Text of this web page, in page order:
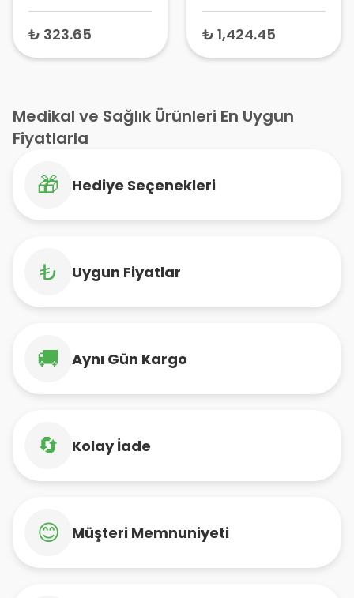
Diş Lekesi Giderici,
Leke Karşıtı Macun
₺ 323.65
30 ml – Aydınlatıcı
ve Leke Karşıtı
₺ 1,424.45
Medikal ve Sağlık Ürünleri En Uygun
Fiyatlarla
🎁 Hediye Seçenekleri
₺ Uygun Fiyatlar
🚚 Aynı Gün Kargo
🔄 Kolay İade
😊 Müşteri Memnuniyeti